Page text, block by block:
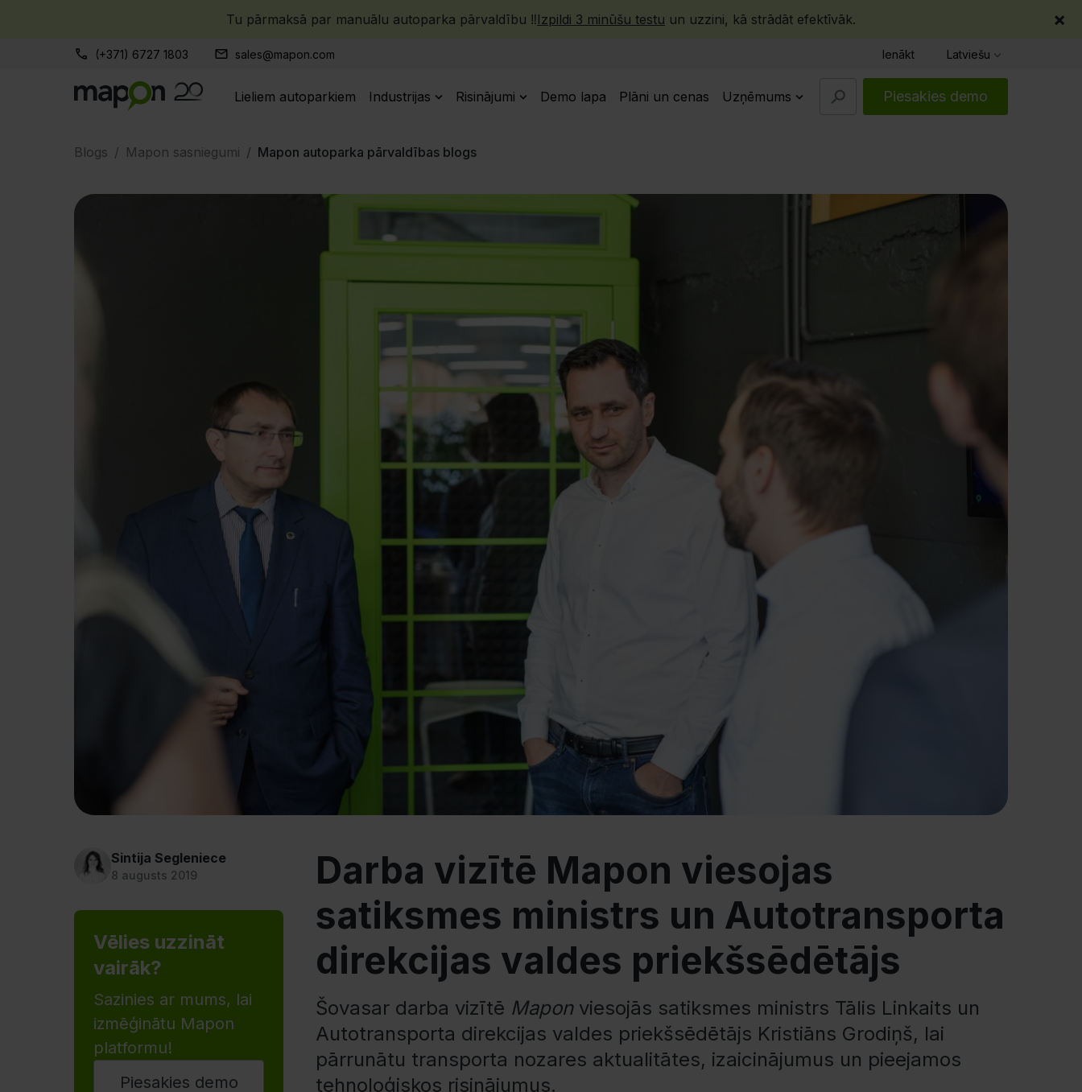
Tu pārmaksā par manuālu autoparka pārvaldību ‼️Izpildi 3 minūšu testu un uzzini, kā strādāt efektīvāk. ×
(+371) 6727 1803 sales@mapon.com Ienākt Latviešu
Lieliem autoparkiem Industrijas Risinājumi Demo lapa Plāni un cenas Uzņēmums Piesakies demo
Blogs Mapon sasniegumi Mapon autoparka pārvaldības blogs
Sintija Segleniece
8 augusts 2019
Vēlies uzzināt
vairāk?
Sazinies ar mums, lai
izmēģinātu Mapon
platformu!
Piesakies demo
Darba vizītē Mapon viesojas
satiksmes ministrs un Autotransporta
direkcijas valdes priekšsēdētājs
Šovasar darba vizītē Maponviesojās satiksmes ministrs Tālis Linkaits un
Autotransporta direkcijas valdes priekšsēdētājs Kristiāns Grodiņš, lai
pārrunātu transporta nozares aktualitātes, izaicinājumus un pieejamos
tehnoloģiskos risinājumus.